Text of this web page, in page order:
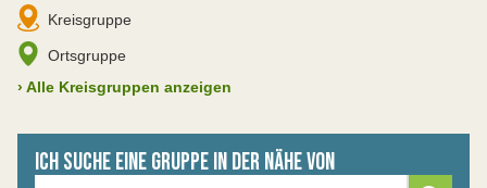
Kreisgruppe
Ortsgruppe
› Alle Kreisgruppen anzeigen
Ich suche eine Gruppe in der Nähe von